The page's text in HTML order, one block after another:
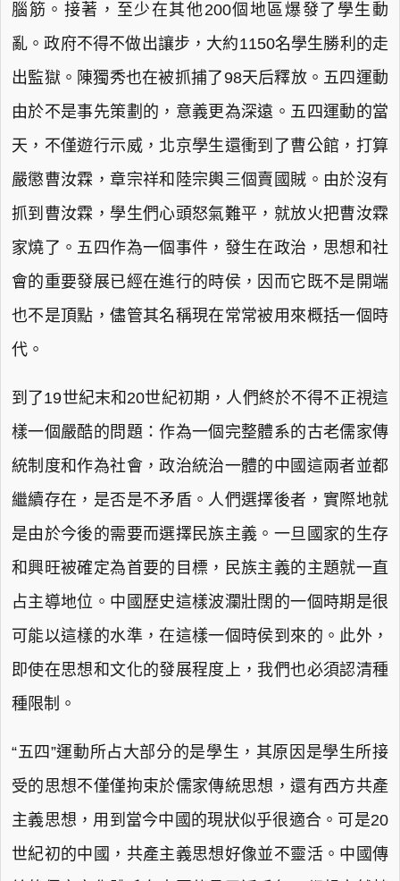
腦筋。接著，至少在其他200個地區爆發了學生動
亂。政府不得不做出讓步，大約1150名學生勝利的走
出監獄。陳獨秀也在被抓捕了98天后釋放。五四運動
由於不是事先策劃的，意義更為深遠。五四運動的當
天，不僅遊行示威，北京學生還衝到了曹公館，打算
嚴懲曹汝霖，章宗祥和陸宗輿三個賣國賊。由於沒有
抓到曹汝霖，學生們心頭怒氣難平，就放火把曹汝霖
家燒了。五四作為一個事件，發生在政治，思想和社
會的重要發展已經在進行的時侯，因而它既不是開端
也不是頂點，儘管其名稱現在常常被用來概括一個時
代。
到了19世紀末和20世紀初期，人們終於不得不正視這
樣一個嚴酷的問題：作為一個完整體系的古老儒家傳
統制度和作為社會，政治統治一體的中國這兩者並都
繼續存在，是否是不矛盾。人們選擇後者，實際地就
是由於今後的需要而選擇民族主義。一旦國家的生存
和興旺被確定為首要的目標，民族主義的主題就一直
占主導地位。中國歷史這樣波瀾壯闊的一個時期是很
可能以這樣的水準，在這樣一個時侯到來的。此外，
即使在思想和文化的發展程度上，我們也必須認清種
種限制。
“五四”運動所占大部分的是學生，其原因是學生所接
受的思想不僅僅拘束於儒家傳統思想，還有西方共產
主義思想，用到當今中國的現狀似乎很適合。可是20
世紀初的中國，共產主義思想好像並不靈活。中國傳